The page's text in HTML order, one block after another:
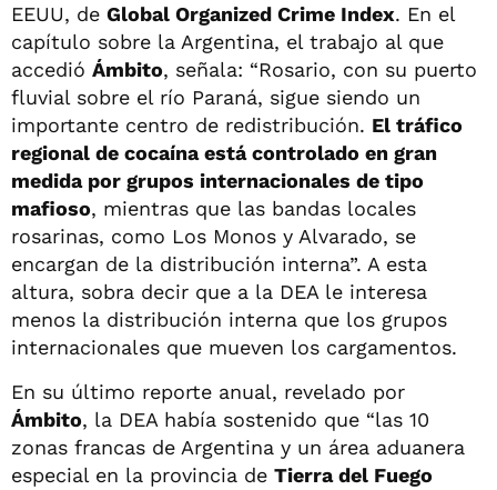
EEUU, de Global Organized Crime Index. En el
capítulo sobre la Argentina, el trabajo al que
accedió Ámbito, señala: “Rosario, con su puerto
fluvial sobre el río Paraná, sigue siendo un
importante centro de redistribución. El tráfico
regional de cocaína está controlado en gran
medida por grupos internacionales de tipo
mafioso, mientras que las bandas locales
rosarinas, como Los Monos y Alvarado, se
encargan de la distribución interna”. A esta
altura, sobra decir que a la DEA le interesa
menos la distribución interna que los grupos
internacionales que mueven los cargamentos.
En su último reporte anual, revelado por
Ámbito, la DEA había sostenido que “las 10
zonas francas de Argentina y un área aduanera
especial en la provincia de Tierra del Fuego